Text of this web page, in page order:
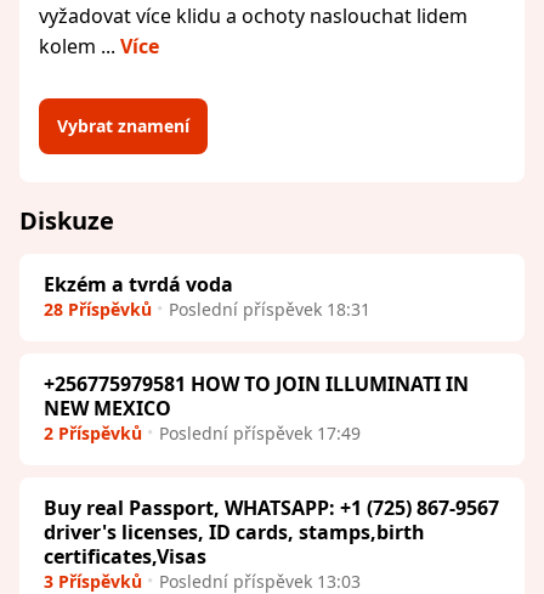
vyžadovat více klidu a ochoty naslouchat lidem
kolem ... Více
Vybrat znamení
Diskuze
Ekzém a tvrdá voda
28 Příspěvků Poslední příspěvek 18:31
+256775979581 HOW TO JOIN ILLUMINATI IN
NEW MEXICO
2 Příspěvků Poslední příspěvek 17:49
Buy real Passport, WHATSAPP: +1 (725) 867-9567
driver's licenses, ID cards, stamps,birth
certificates,Visas
3 Příspěvků Poslední příspěvek 13:03